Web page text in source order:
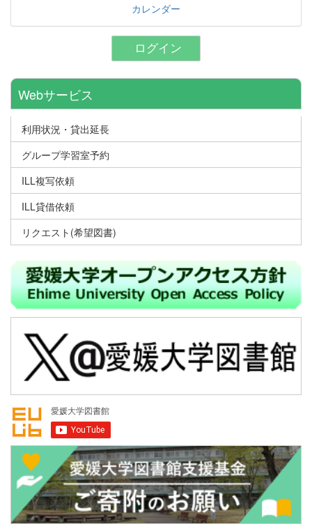
カレンダー
ログイン
Webサービス
利用状況・貸出延長
グループ学習室予約
ILL複写依頼
ILL貸借依頼
リクエスト(希望図書)